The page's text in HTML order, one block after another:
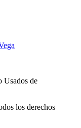
Usados de
los derechos